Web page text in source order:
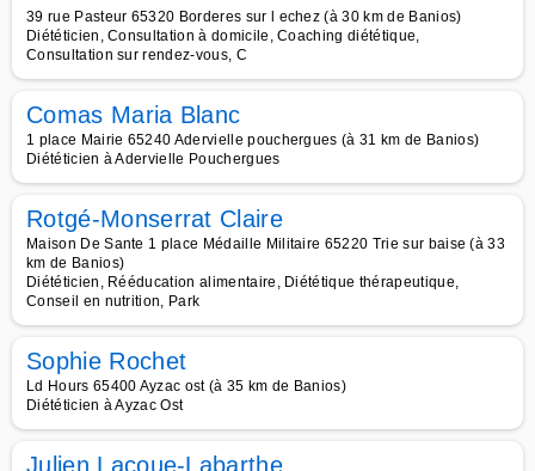
39 rue Pasteur 65320 Borderes sur l echez (à 30 km de Banios)
Diététicien, Consultation à domicile, Coaching diététique,
Consultation sur rendez-vous, C
Comas Maria Blanc
1 place Mairie 65240 Adervielle pouchergues (à 31 km de Banios)
Diététicien à Adervielle Pouchergues
Rotgé-Monserrat Claire
Maison De Sante 1 place Médaille Militaire 65220 Trie sur baise (à 33
km de Banios)
Diététicien, Rééducation alimentaire, Diététique thérapeutique,
Conseil en nutrition, Park
Sophie Rochet
Ld Hours 65400 Ayzac ost (à 35 km de Banios)
Diététicien à Ayzac Ost
Julien Lacoue-Labarthe